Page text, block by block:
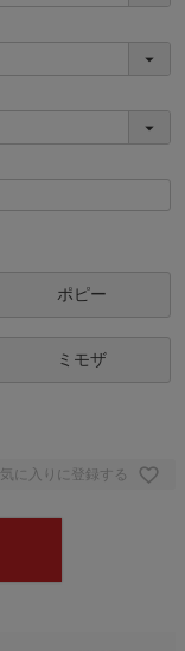
ポピー
ミモザ
に入りに登録する